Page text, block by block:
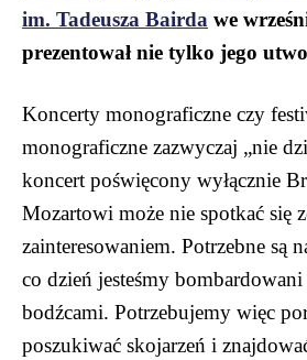
im. Tadeusza Bairda we
prezentował nie tylko jego
Koncerty monograficzne czy
monograficzne zazwyczaj „nie
koncert poświęcony wyłącznie
Mozartowi może nie spotkać się
zainteresowaniem. Potrzebne są
co dzień jesteśmy
bodźcami. Potrzebujemy więc
poszukiwać skojarzeń i